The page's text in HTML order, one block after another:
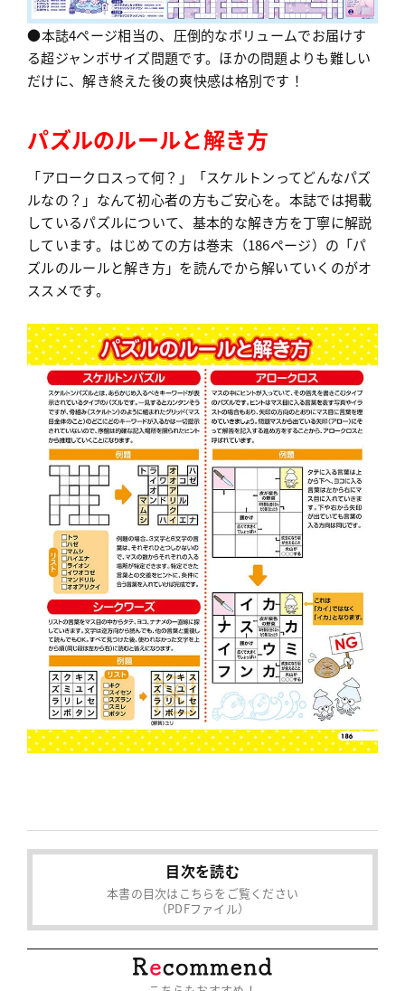
●本誌4ページ相当の、圧倒的なボリュームでお届けす
る超ジャンボサイズ問題です。ほかの問題よりも難しい
だけに、解き終えた後の爽快感は格別です！
パズルのルールと解き方
「アロークロスって何？」「スケルトンってどんなパズ
ルなの？」なんて初心者の方もご安心を。本誌では掲載
しているパズルについて、基本的な解き方を丁寧に解説
しています。はじめての方は巻末（186ページ）の「パ
ズルのルールと解き方」を読んでから解いていくのがオ
ススメです。
目次を読む
本書の目次はこちらをご覧ください
（PDFファイル）